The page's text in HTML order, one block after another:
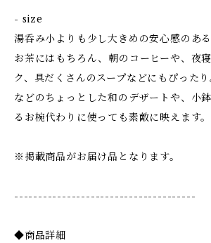
- size
湯呑み小よりも少し大きめの安心感のあ
お茶にはもちろん、朝のコーヒーや、夜
ク、具だくさんのスープなどにもぴった
などのちょっとした和のデザートや、小
るお椀代わりに使っても素敵に映えます。
※掲載商品がお届け品となります。
--------------------------------------
◆商品詳細